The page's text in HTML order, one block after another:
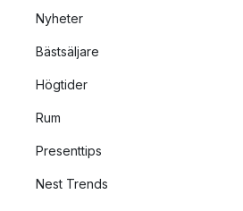
Nyheter
Bästsäljare
Högtider
Rum
Presenttips
Nest Trends